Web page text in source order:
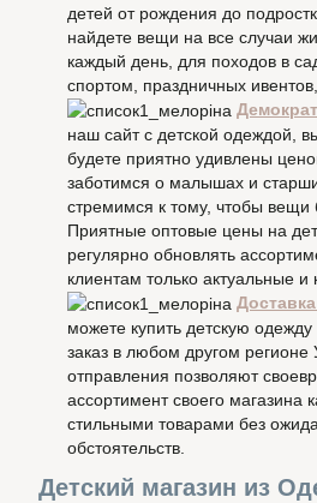
детей от рождения до
найдете вещи на все случаи
каждый день, для походов в
спортом, праздничных
наш сайт с детской одеждой,
будете приятно удивлены
заботимся о малышах и
стремимся к тому, чтобы вещи
Приятные оптовые цены на
регулярно обновлять
клиентам только актуальные и
можете купить детскую
заказ в любом другом
отправления позволяют
ассортимент своего магазина
стильными товарами без
обстоятельств.
Детский магазин из